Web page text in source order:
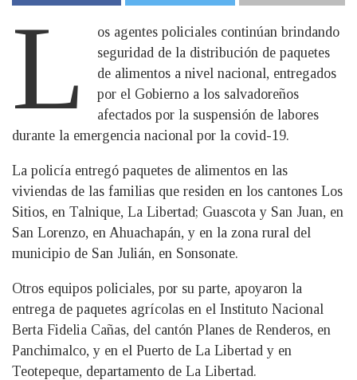
L
os agentes policiales continúan brindando
seguridad de la distribución de paquetes
de alimentos a nivel nacional, entregados
por el Gobierno a los salvadoreños
afectados por la suspensión de labores
durante la emergencia nacional por la covid-19.
La policía entregó paquetes de alimentos en las
viviendas de las familias que residen en los cantones Los
Sitios, en Talnique, La Libertad; Guascota y San Juan, en
San Lorenzo, en Ahuachapán, y en la zona rural del
municipio de San Julián, en Sonsonate.
Otros equipos policiales, por su parte, apoyaron la
entrega de paquetes agrícolas en el Instituto Nacional
Berta Fidelia Cañas, del cantón Planes de Renderos, en
Panchimalco, y en el Puerto de La Libertad y en
Teotepeque, departamento de La Libertad.